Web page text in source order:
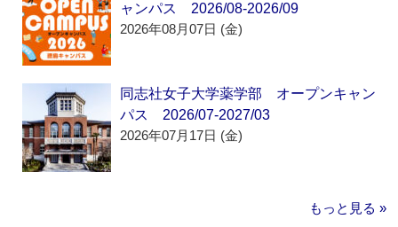
ャンパス 2026/08-2026/09
2026年08月07日 (金)
同志社女子大学薬学部 オープンキャン
パス 2026/07-2027/03
2026年07月17日 (金)
もっと見る »